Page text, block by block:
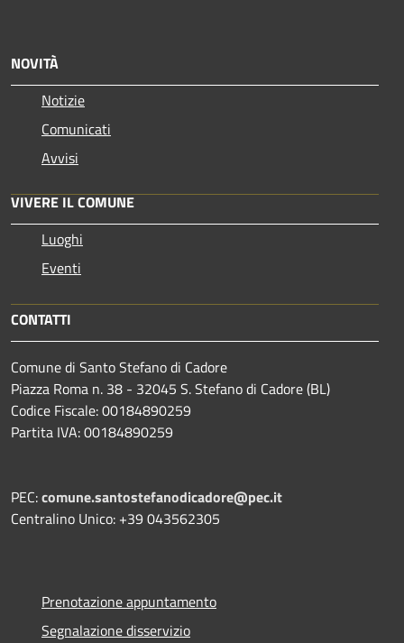
NOVITÀ
Notizie
Comunicati
Avvisi
VIVERE IL COMUNE
Luoghi
Eventi
CONTATTI
Comune di Santo Stefano di Cadore
Piazza Roma n. 38 - 32045 S. Stefano di Cadore (BL)
Codice Fiscale: 00184890259
Partita IVA: 00184890259
PEC:comune.santostefanodicadore@pec.it
Centralino Unico: +39 043562305
Prenotazione appuntamento
Segnalazione disservizio